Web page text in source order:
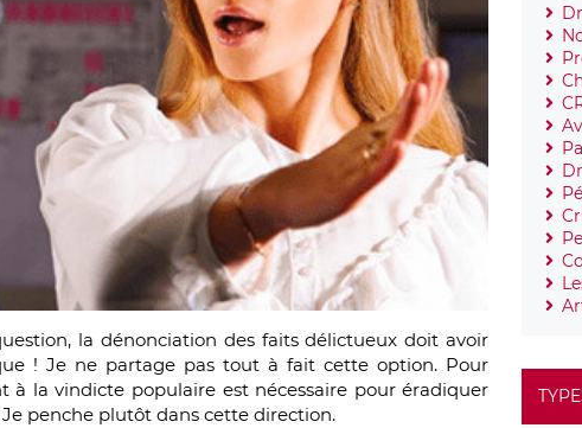
la dénonciation des faits délictueux doit avoir
! Je ne partage pas tout à fait cette option. Pour
à la vindicte populaire est nécessaire pour éradiquer
penche plutôt dans cette direction.